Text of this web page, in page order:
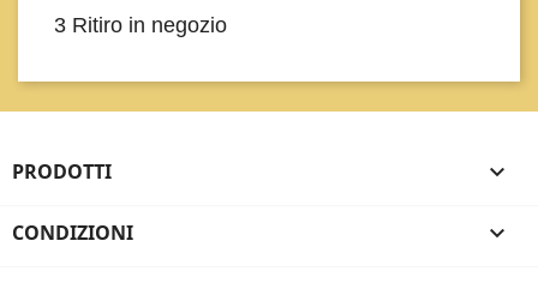
3 Ritiro in negozio
PRODOTTI 
CONDIZIONI 